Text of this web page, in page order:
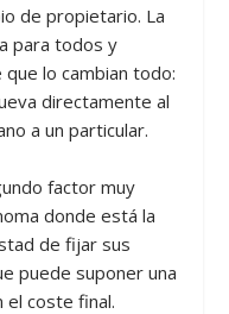
de propietario. La
para todos y
lo cambian todo:
directamente al
a un particular.
factor muy
donde está la
de fijar sus
puede suponer una
el coste final.